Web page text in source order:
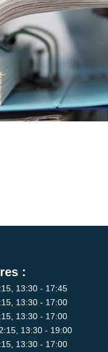
:
13:30 - 17:45
13:30 - 17:00
13:30 - 17:00
13:30 - 19:00
13:30 - 17:00